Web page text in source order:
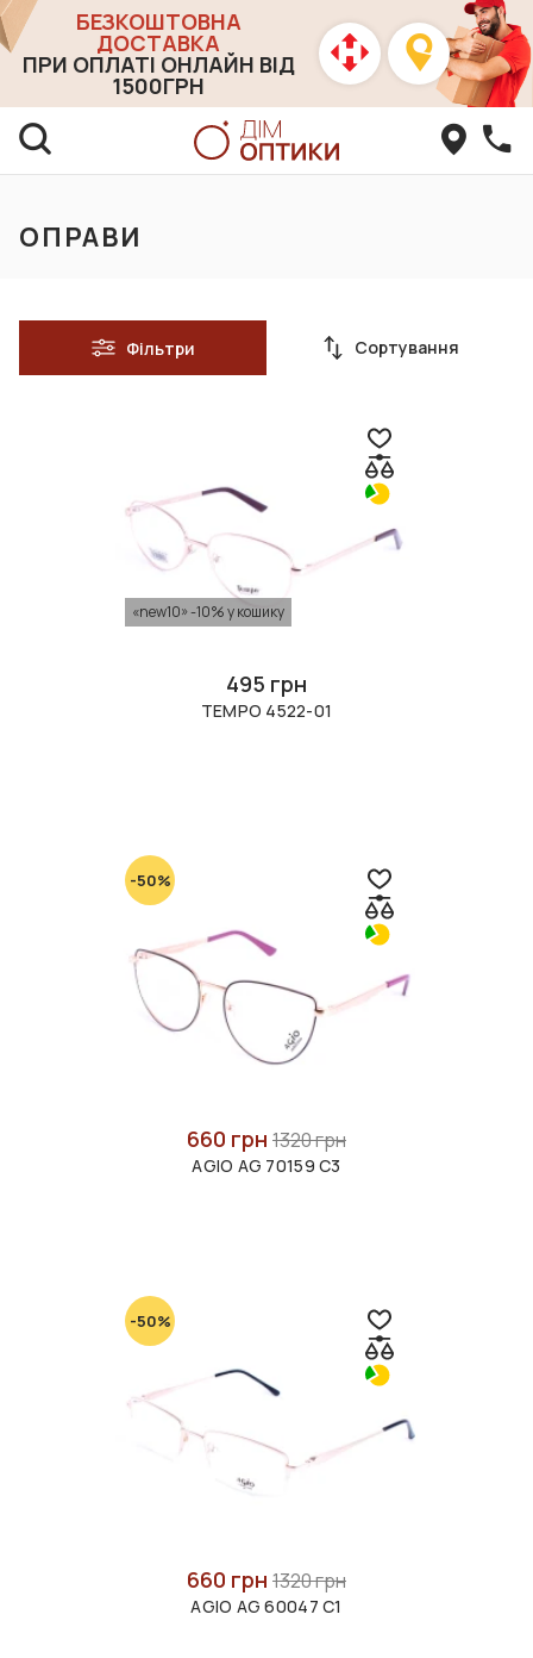
БЕЗКОШТОВНА
ДОСТАВКА
ПРИ ОПЛАТІ ОНЛАЙН ВІД
1500ГРН
ОПРАВИ
Фільтри Сортування
«new10» -10% у кошику
495 грн
TEMPO 4522-01
-50%
660 грн 1320 грн
AGIO AG 70159 C3
-50%
660 грн 1320 грн
AGIO AG 60047 C1